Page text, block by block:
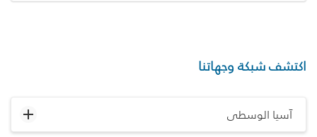
اكتشف شبكة وجهاتنا
آسيا الوسطى